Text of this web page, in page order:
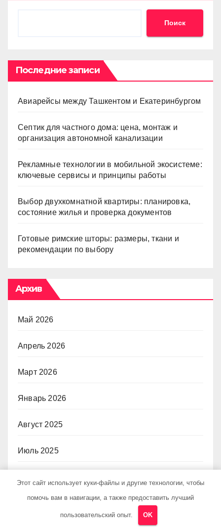
Поиск
Последние записи
Авиарейсы между Ташкентом и Екатеринбургом
Септик для частного дома: цена, монтаж и
организация автономной канализации
Рекламные технологии в мобильной экосистеме:
ключевые сервисы и принципы работы
Выбор двухкомнатной квартиры: планировка,
состояние жилья и проверка документов
Готовые римские шторы: размеры, ткани и
рекомендации по выбору
Архив
Май 2026
Апрель 2026
Март 2026
Январь 2026
Август 2025
Июль 2025
Этот сайт использует куки-файлы и другие технологии, чтобы
помочь вам в навигации, а также предоставить лучший
пользовательский опыт. OK